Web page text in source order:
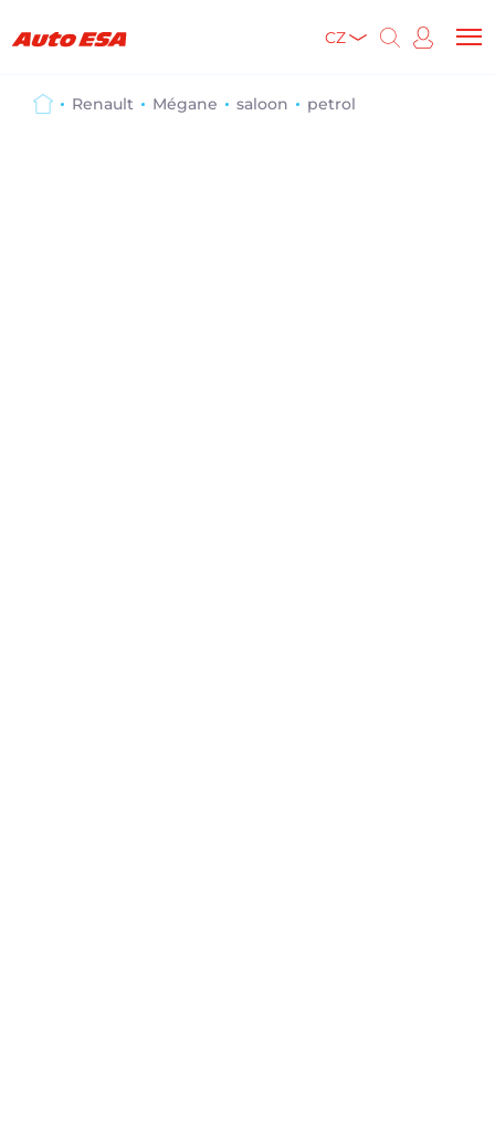
CZ
Renault Mégane saloon petrol